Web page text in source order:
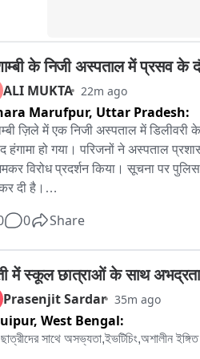
ग्राम पंचायतों में ऑनलाइन सेवाएं शुरू,
योजना (ग्रामीण) में 16.20 लाख से
आवास योजना के तहत 1.48 लाख
के निजी अस्पताल में प्रसव के
ALI MUKTA 22m ago
Marufpur, Uttar Pradesh:
ज़िले में एक निजी अस्पताल में डिलीवरी
हंगामा हो गया। परिजनों ने अस्पताल
विरोध प्रदर्शन किया। सूचना पर
दी है।
संदीपन घाट थाना क्षेत्र के मूरतगंज कस्बे
होने पर बुधवार शाम मूरतगंज स्थित
है कि इलाज के दौरान महिला की
की तैयारी कर रहे थे, तभी जच्चा और
के बाद आक्रोशित परिजनों ने अस्पताल के
प्रशासन पर गंभीर लापरवाही का आरोप
0 Share
में स्कूल छात्राओं के साथ
Prasenjit Sardar 35m ago
West Bengal:
সাথে অসভ্যতা,ইভটিচিং,অশালীন